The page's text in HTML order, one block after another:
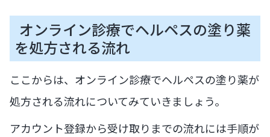
オンライン診療でヘルペスの塗り薬
を処方される流れ
ここからは、オンライン診療でヘルペスの塗り薬が
処方される流れについてみていきましょう。
アカウント登録から受け取りまでの流れには手順が